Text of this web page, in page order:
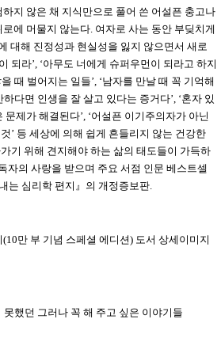
지 않은 채 지식만으로 풀어 쓴 어설픈 충고나
에 머물지 않는다. 여자로 사는 동안 부딪치게
대해 진정성과 현실성을 잃지 않으면서 새로
되라’, ‘아무도 너에게 슈퍼우먼이 되라고 하지
때 벌어지는 일들’, ‘남자를 만날 때 꼭 기억해
하다면 인생을 잘 살고 있다는 증거다’, ‘혼자 있
제가 해결된다’, ‘어설픈 이기주의자가 아닌
’ 등 세상에 의해 쉽게 흔들리지 않는 건강한
기 위해 견지해야 하는 삶의 태도들이 가득하
자의 사랑을 받으며 주요 서점 인문 베스트셀
는 심리학 편지』의 개정증보판.
못했던 그러나 꼭 해 주고 싶은 이야기들